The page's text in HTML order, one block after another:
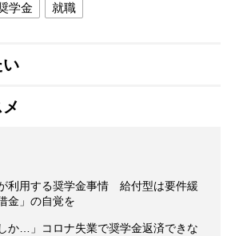
学金 就職
い
利用する奨学金事情 給付型は要件緩
金」の自覚を
か…」コロナ失業で奨学金返済できな